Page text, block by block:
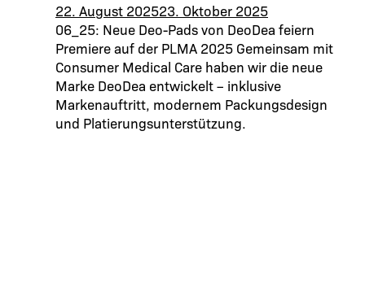
22. August 202523. Oktober 2025
06_25: Neue Deo-Pads von DeoDea feiern
Premiere auf der PLMA 2025 Gemeinsam mit
Consumer Medical Care haben wir die neue
Marke DeoDea entwickelt – inklusive
Markenauftritt, modernem Packungsdesign
und Platierungsunterstützung.